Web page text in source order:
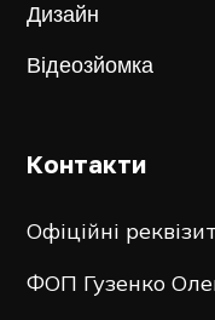
Дизайн
Відеозйомка
Контакти
Офіційні
ФОП Гузенко